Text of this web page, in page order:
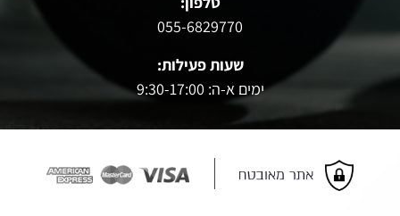
055-6829770
שעות פעילות:
ימים א-ה: 9:30-17:00